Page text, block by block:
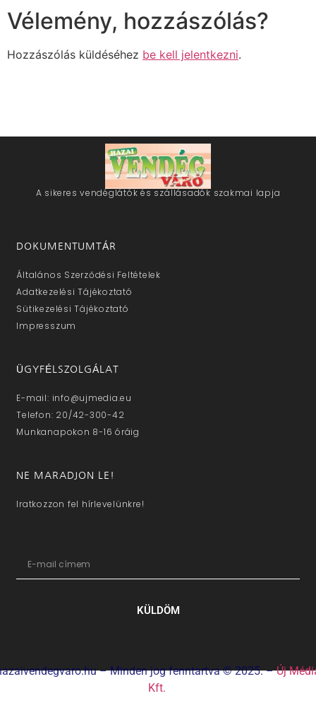
Vélemény, hozzászólás?
Hozzászólás küldéséhez be kell jelentkezni.
A sikeres vendéglátók és szállásadók szakmai lapja
DOKUMENTUMTÁR
Általános Szerződési Feltételek
Adatkezelési Tájékoztató
Sütikezelési Tájékoztató
Impresszum
ÜGYFÉLSZOLGÁLAT
E-mail: info@ujmedia.eu
Telefon: 20/42-300-42
Munkanapokon 8-16 óráig
NE MARADJON LE!
Iratkozzon fel hírlevelünkre!
KÜLDÖM
– Minden jog fenntartva © 2025. –Új
Kft.